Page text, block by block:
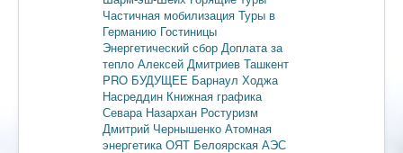
Частичная мобилизация Туры в
Германию Гостиницы
Энергетический сбор Доплата за
тепло Алексей Дмитриев Ташкент
PRO БУДУЩЕЕ Барнаул Ходжа
Насреддин Книжная графика
Севара Назархан Ростуризм
Дмитрий Чернышенко Атомная
энергетика ОЯТ Белоярская АЭС